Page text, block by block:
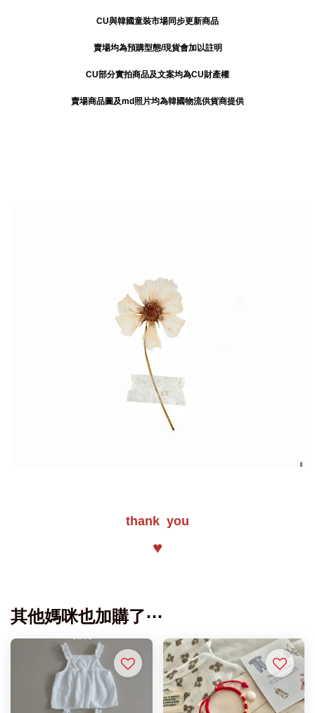
CU與韓國童裝市場同步更新商品
賣場均為預購型態/現貨會加以註明
CU部分實拍商品及文案均為CU財產權
賣場商品圖及md照片均為韓國物流供貨商提供
thank you
♥
其他媽咪也加購了⋯